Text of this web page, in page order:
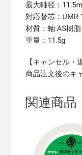
最大軸径：
対応替芯：UMR-
材質：軸:AS樹
重量：11.5g
【キャンセル・
商品注文後のキ
関連商品